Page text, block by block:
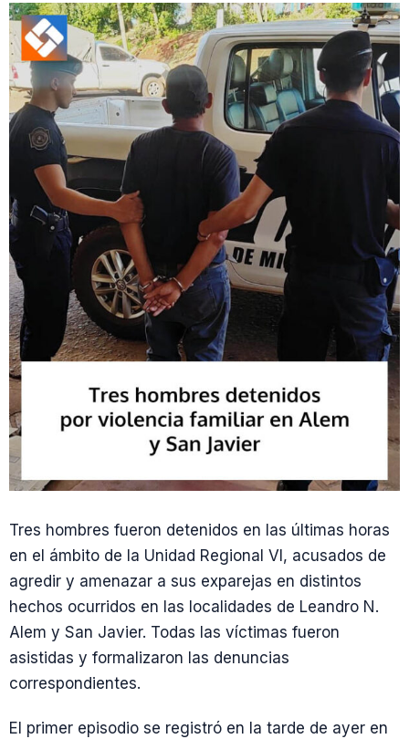
Tres hombres fueron detenidos en las últimas horas
en el ámbito de la Unidad Regional VI, acusados de
agredir y amenazar a sus exparejas en distintos
hechos ocurridos en las localidades de Leandro N.
Alem y San Javier. Todas las víctimas fueron
asistidas y formalizaron las denuncias
correspondientes.
El primer episodio se registró en la tarde de ayer en